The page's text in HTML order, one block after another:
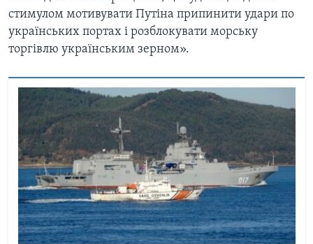
стимулом мотивувати Путіна припинити удари по
українських портах і розблокувати морську
торгівлю українським зерном».